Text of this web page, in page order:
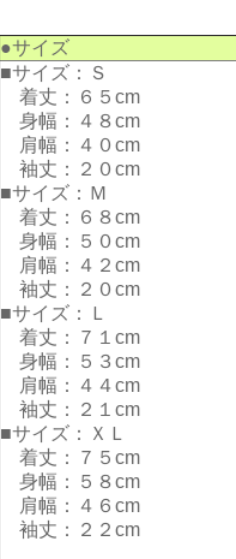
●サイズ
■サイズ：Ｓ
着丈：６５cm
身幅：４８cm
肩幅：４０cm
袖丈：２０cm
■サイズ：Ｍ
着丈：６８cm
身幅：５０cm
肩幅：４２cm
袖丈：２０cm
■サイズ：Ｌ
着丈：７１cm
身幅：５３cm
肩幅：４４cm
袖丈：２１cm
■サイズ：ＸＬ
着丈：７５cm
身幅：５８cm
肩幅：４６cm
袖丈：２２cm